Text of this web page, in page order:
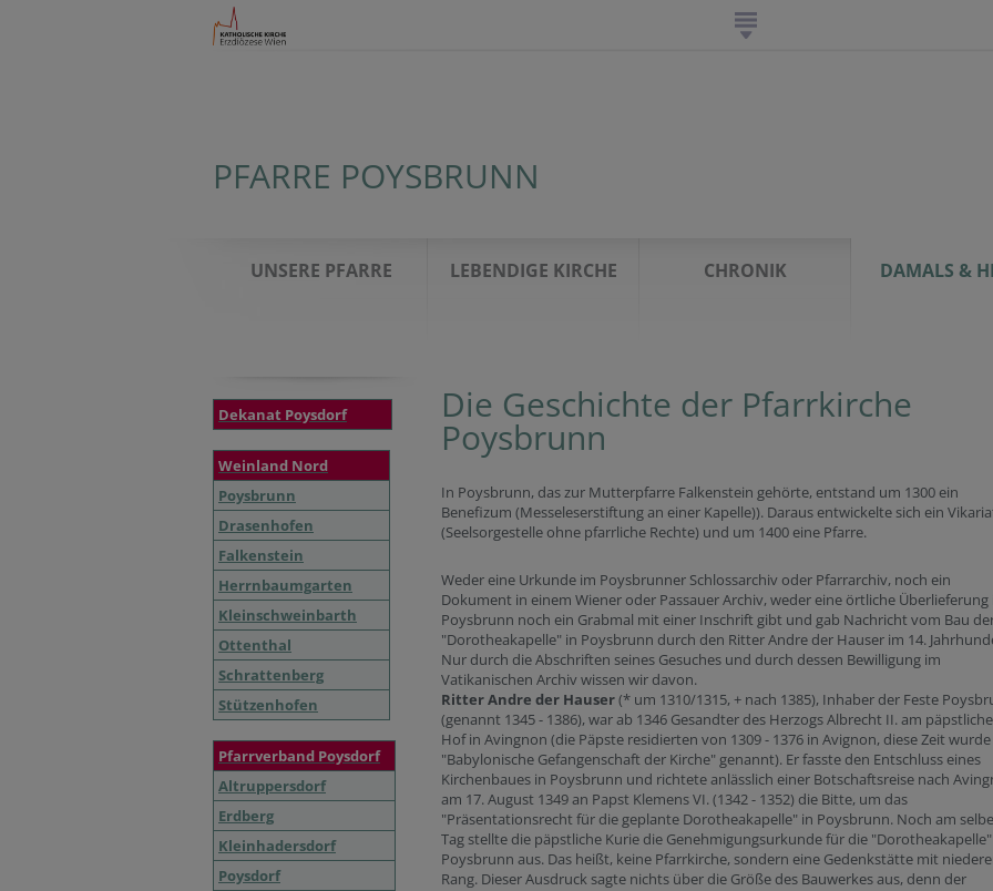
PFARRE POYSBRUNN
UNSERE PFARRE LEBENDIGE KIRCHE CHRONIK DAMALS &
Dekanat Poysdorf
Weinland Nord
Poysbrunn
Drasenhofen
Falkenstein
Herrnbaumgarten
Kleinschweinbarth
Ottenthal
Schrattenberg
Stützenhofen
Pfarrverband Poysdorf
Altruppersdorf
Erdberg
Kleinhadersdorf
Poysdorf
Die Geschichte der Pfarrkirche
Poysbrunn
In Poysbrunn, das zur Mutterpfarre Falkenstein gehörte, entstand um 1300 ein
Benefizum (Messeleserstiftung an einer Kapelle)). Daraus entwickelte sich ein
(Seelsorgestelle ohne pfarrliche Rechte) und um 1400 eine Pfarre.
Weder eine Urkunde im Poysbrunner Schlossarchiv oder Pfarrarchiv, noch ein
Dokument in einem Wiener oder Passauer Archiv, weder eine örtliche Überlieferung
Poysbrunn noch ein Grabmal mit einer Inschrift gibt und gab Nachricht vom Bau
"Dorotheakapelle" in Poysbrunn durch den Ritter Andre der Hauser im 14.
Nur durch die Abschriften seines Gesuches und durch dessen Bewilligung im
Vatikanischen Archiv wissen wir davon.
Ritter Andre der Hauser(* um 1310/1315, + nach 1385), Inhaber der Feste
(genannt 1345 - 1386), war ab 1346 Gesandter des Herzogs Albrecht II. am
Hof in Avingnon (die Päpste residierten von 1309 - 1376 in Avignon, diese Zeit wurde
"Babylonische Gefangenschaft der Kirche" genannt). Er fasste den Entschluss eines
Kirchenbaues in Poysbrunn und richtete anlässlich einer Botschaftsreise nach
am 17. August 1349 an Papst Klemens VI. (1342 - 1352) die Bitte, um das
"Präsentationsrecht für die geplante Dorotheakapelle" in Poysbrunn. Noch am
Tag stellte die päpstliche Kurie die Genehmigungsurkunde für die
Poysbrunn aus. Das heißt, keine Pfarrkirche, sondern eine Gedenkstätte mit
Rang. Dieser Ausdruck sagte nichts über die Größe des Bauwerkes aus, denn der